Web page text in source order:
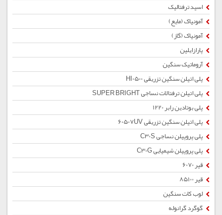
اسید ترفتالیک
آمونیاک (مایع)
آمونیاک (گاز)
پارازایلین
آروماتیک سنگین
پلی اتیلن سنگین تزریقی HI0500
پلی اتیلن ترفتالات نساجی SUPER BRIGHT
پلی بوتادین رابر 1220
پلی اتیلن سنگین تزریقی 60507UV
پلی پروپیلن نساجی C30S
پلی پروپیلن شیمیایی C30G
قیر 6070
قیر 85100
لوب کات سنگین
گوگرد گرانوله